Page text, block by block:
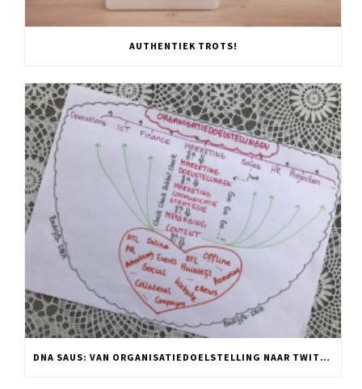
AUTHENTIEK TROTS!
DNA SAUS: VAN ORGANISATIEDOELSTELLING NAAR TWITTER POST